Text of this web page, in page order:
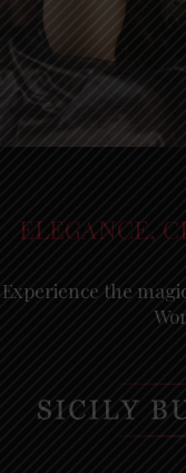
ELEGANCE,
Experience the